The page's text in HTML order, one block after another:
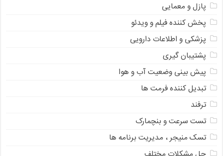
پازل و معمایی
پخش کننده فیلم و ویدئو
پزشکی و اطلاعات دارویی
پشتیبان گیری
پیش بینی وضعیت آب و هوا
تبدیل کننده فرمت ها
ترفند
تست سرعت و بنچمارک
تسک منیجر ، مدیریت برنامه ها